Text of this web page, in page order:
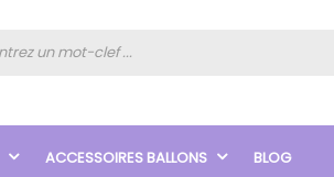
ACCESSOIRES BALLONS BLOG